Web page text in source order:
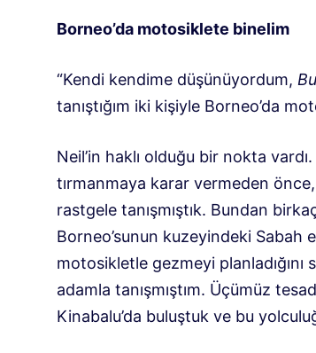
Borneo’da motosiklete binelim
“Kendi kendime düşünüyordum,
tanıştığım iki kişiyle Borneo’da
Neil’in haklı olduğu bir nokta
tırmanmaya karar vermeden
rastgele tanışmıştık. Bundan
Borneo’sunun kuzeyindeki Sabah
motosikletle gezmeyi
adamla tanışmıştım. Üçümüz
Kinabalu’da buluştuk ve bu